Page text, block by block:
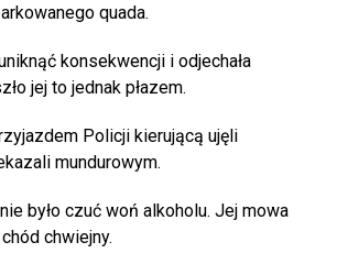
quada.
konsekwencji i odjechała
jej to jednak płazem.
Policji kierującą ujęli
mundurowym.
było czuć woń alkoholu. Jej mowa
chwiejny.